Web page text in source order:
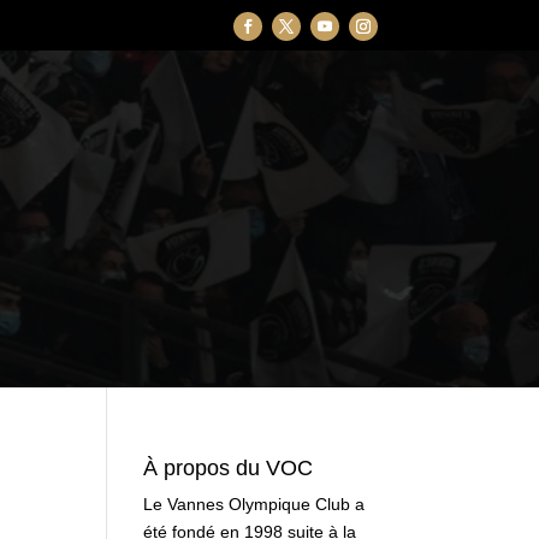
À propos du VOC
Le Vannes Olympique Club a
été fondé en 1998 suite à la